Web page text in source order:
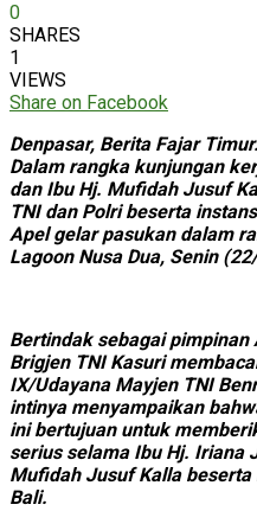
0
SHARES
1
VIEWS
Share on Facebook
Denpasar, Berita Fajar
Dalam rangka kunjungan
dan Ibu Hj. Mufidah Jusuf
TNI dan Polri beserta
Apel gelar pasukan dalam
Lagoon Nusa Dua, Senin
Bertindak sebagai pimpinan
Brigjen TNI Kasuri
IX/Udayana Mayjen TNI
intinya menyampaikan
ini bertujuan untuk
serius selama Ibu Hj. Iriana
Mufidah Jusuf Kalla
Bali.